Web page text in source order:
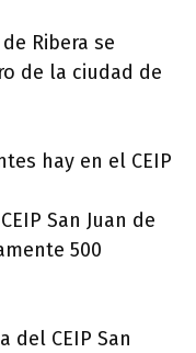
Ribera se
de la ciudad de
hay en el CEIP
San Juan de
500
del CEIP San